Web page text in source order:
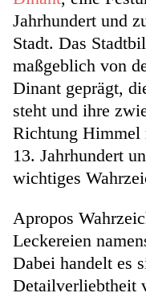
Jahrhundert und
Stadt. Das
maßgeblich von
Dinant geprägt,
steht und ihre
Richtung Himmel
13. Jahrhundert
wichtiges
Apropos
Leckereien
Dabei handelt es
Detailverliebtheit